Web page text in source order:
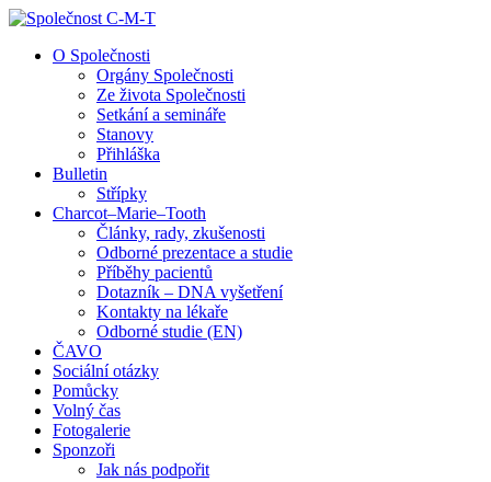
↓
O Společnosti
Orgány Společnosti
Ze života Společnosti
Setkání a semináře
Stanovy
Přihláška
Bulletin
Střípky
Charcot–Marie–Tooth
Články, rady, zkušenosti
Odborné prezentace a studie
Příběhy pacientů
Dotazník – DNA vyšetření
Kontakty na lékaře
Odborné studie (EN)
ČAVO
Sociální otázky
Pomůcky
Volný čas
Fotogalerie
Sponzoři
Jak nás podpořit